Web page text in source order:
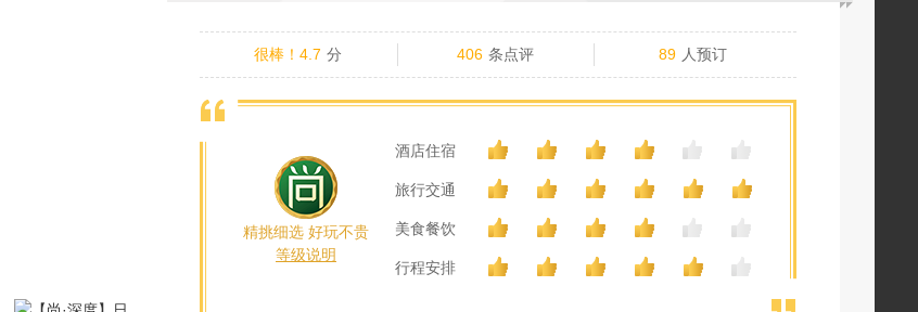
很棒！4.7 分 406 条点评 89 人预订
精挑细选 好玩不贵
等级说明
酒店住宿
旅行交通
美食餐饮
行程安排